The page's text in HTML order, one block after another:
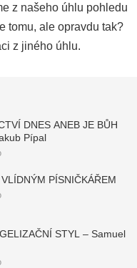
z našeho úhlu pohledu
tomu, ale opravdu tak?
z jiného úhlu.
DNES ANEB JE BŮH
Pípal
PÍSNIČKÁŘEM
STYL – Samuel